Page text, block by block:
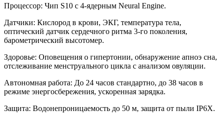
Процессор: Чип S10 с 4-ядерным Neural Engine.
Датчики: Кислород в крови, ЭКГ, температура тела,
оптический датчик сердечного ритма 3-го поколения,
барометрический высотомер.
Здоровье: Оповещения о гипертонии, обнаружение апноэ сна,
отслеживание менструального цикла с анализом овуляции.
Автономная работа: До 24 часов стандартно, до 38 часов в
режиме энергосбережения, ускоренная зарядка.
Защита: Водонепроницаемость до 50 м, защита от пыли IP6X.